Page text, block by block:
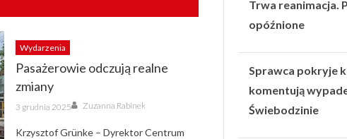
Wydarzenia
Pasażerowie odczują realne
zmiany
Posted
on
3 grudnia 2025 Author
Zuzanna Rabinek
Krzysztof Grünke – Dyrektor Centrum
Trwa reanimacja.
opóźnione
Sprawca pokryje
komentują
Świebodzinie